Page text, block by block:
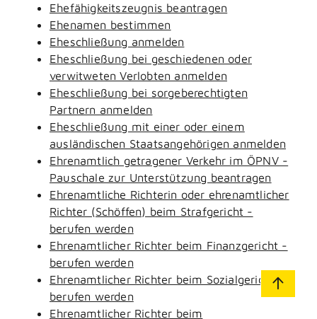
Ehefähigkeitszeugnis beantragen
Ehenamen bestimmen
Eheschließung anmelden
Eheschließung bei geschiedenen oder
verwitweten Verlobten anmelden
Eheschließung bei sorgeberechtigten
Partnern anmelden
Eheschließung mit einer oder einem
ausländischen Staatsangehörigen anmelden
Ehrenamtlich getragener Verkehr im ÖPNV -
Pauschale zur Unterstützung beantragen
Ehrenamtliche Richterin oder ehrenamtlicher
Richter (Schöffen) beim Strafgericht -
berufen werden
Ehrenamtlicher Richter beim Finanzgericht -
berufen werden
Ehrenamtlicher Richter beim Sozialgericht -
berufen werden
Ehrenamtlicher Richter beim